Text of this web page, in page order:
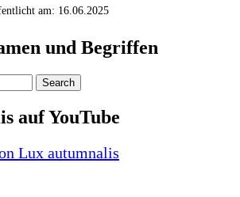
am: 16.06.2025
und Begriffen
auf YouTube
Lux autumnalis